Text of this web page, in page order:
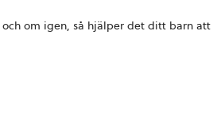
om igen, så hjälper det ditt barn